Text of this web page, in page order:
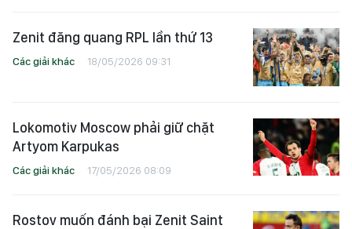
Zenit đăng quang RPL lần thứ 13
Các giải khác 18/05/2026 09:31
Lokomotiv Moscow phải giữ chặt
Artyom Karpukas
Các giải khác 17/05/2026 08:09
Rostov muốn đánh bại Zenit Saint